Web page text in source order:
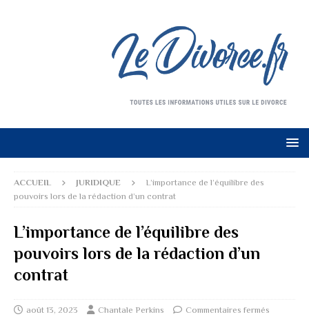
ACCUEIL JURIDIQUE
L’importance de l’équilibre des
pouvoirs lors de la rédaction d’un contrat
L’importance de l’équilibre des
pouvoirs lors de la rédaction d’un
contrat
août 13, 2023 Chantale Perkins Commentaires fermés